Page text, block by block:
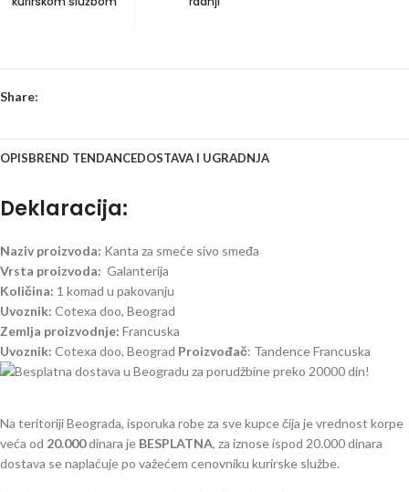
Share:
OPISBREND TENDANCEDOSTAVA I UGRADNJA
Deklaracija:
Naziv proizvoda: Kanta za smeće sivo smeđa
Vrsta proizvoda: Galanterija
Količina: 1 komad u pakovanju
Uvoznik: Cotexa doo, Beograd
Zemlja proizvodnje: Francuska
Uvoznik: Cotexa doo, Beograd Proizvođač: Tandence Francuska
Na teritoriji Beograda, isporuka robe za sve kupce čija je vrednost korpe
veća od 20.000dinara je BESPLATNA, za iznose ispod 20.000 dinara
dostava se naplaćuje po važećem cenovniku kurirske službe.